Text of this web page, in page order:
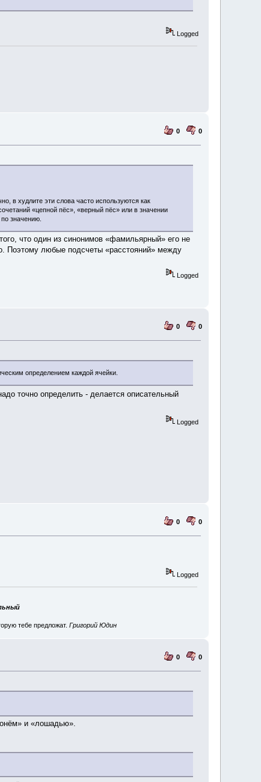
Logged
0 0
в худлите эти слова часто используются как
«цепной пёс», «верный пёс» или в значении
значению.
что один из синонимов «фамильярный» его не
Поэтому любые подсчеты «расстояний» между
Logged
0 0
определением каждой ячейки.
точно определить - делается описательный
Logged
0 0
Logged
тебе предложат.Григорий Юдин
0 0
и «лошадью».